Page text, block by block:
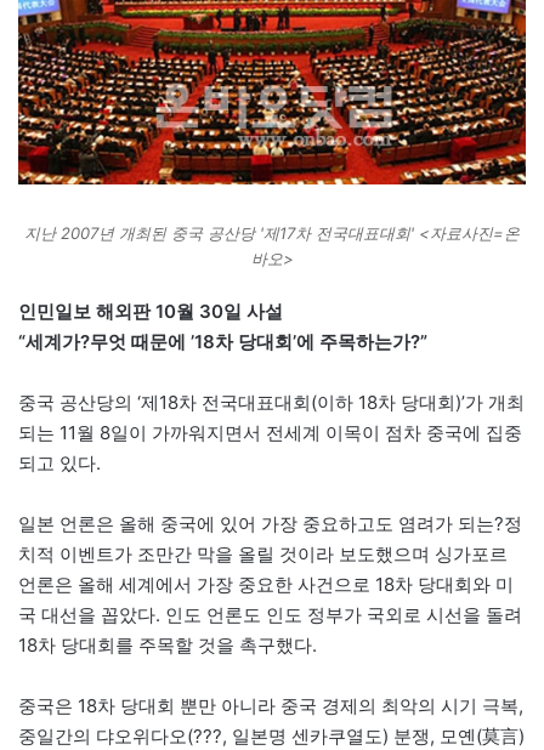
지난 2007년 개최된 중국 공산당 '제17차 전국대표대회' <자료사진=온
바오>
인민일보 해외판 10월 30일 사설
“세계가?무엇 때문에 ’18차 당대회’에 주목하는가?”
중국 공산당의 ‘제18차 전국대표대회(이하 18차 당대회)’가 개최
되는 11월 8일이 가까워지면서 전세계 이목이 점차 중국에 집중
되고 있다.
일본 언론은 올해 중국에 있어 가장 중요하고도 염려가 되는?정
치적 이벤트가 조만간 막을 올릴 것이라 보도했으며 싱가포르
언론은 올해 세계에서 가장 중요한 사건으로 18차 당대회와 미
국 대선을 꼽았다. 인도 언론도 인도 정부가 국외로 시선을 돌려
18차 당대회를 주목할 것을 촉구했다.
중국은 18차 당대회 뿐만 아니라 중국 경제의 최악의 시기 극복,
중일간의 댜오위다오(???, 일본명 센카쿠열도) 분쟁, 모옌(莫言)